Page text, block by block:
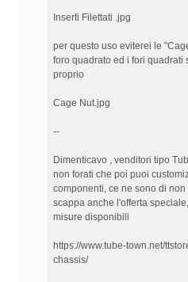
Inserti Filettati .jpg
per questo uso eviterei le
foro quadrato ed i fori quadrati
proprio
Cage Nut.jpg
--
Dimenticavo , venditori tipo
non forati che poi puoi
componenti, ce ne sono di
scappa anche l'offerta
misure disponibili
https://www.tube-town.net/
chassis/